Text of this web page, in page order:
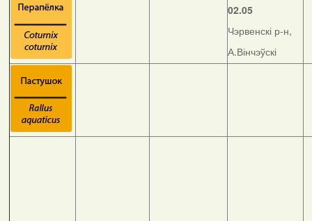
02.05
Чэрвенскі р-н,
А.Вінчэўскі